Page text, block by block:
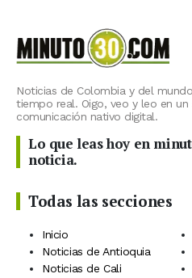
Noticias de Colombia y del
tiempo real. Oigo, veo y leo en
comunicación nativo digital.
Lo que leas hoy en
noticia.
Todas las secciones
Inicio
Noticias de Antioquia
Noticias de Cali